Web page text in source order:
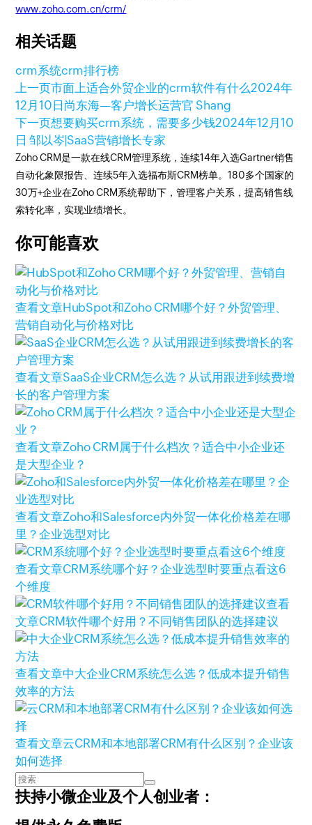
www.zoho.com.cn/crm/
相关话题
crm系统crm排行榜
上一页市面上适合外贸企业的crm软件有什么2024年
12月10日 尚东海—客户增长运营官 Shang
下一页想要购买crm系统，需要多少钱2024年12月10
日 邹以岑|SaaS营销增长专家
Zoho CRM是一款在线CRM管理系统，连续14年入选Gartner销售
自动化象限报告、连续5年入选福布斯CRM榜单。180多个国家的
30万+企业在Zoho CRM系统帮助下，管理客户关系，提高销售线
索转化率，实现业绩增长。
你可能喜欢
查看文章HubSpot和Zoho CRM哪个好？外贸管理、
营销自动化与价格对比
查看文章SaaS企业CRM怎么选？从试用跟进到续费增
长的客户管理方案
查看文章Zoho CRM属于什么档次？适合中小企业还
是大型企业？
查看文章Zoho和Salesforce内外贸一体化价格差在哪
里？企业选型对比
查看文章CRM系统哪个好？企业选型时要重点看这6
个维度
查看
文章CRM软件哪个好用？不同销售团队的选择建议
查看文章中大企业CRM系统怎么选？低成本提升销售
效率的方法
查看文章云CRM和本地部署CRM有什么区别？企业该
如何选择
扶持小微企业及个人创业者：